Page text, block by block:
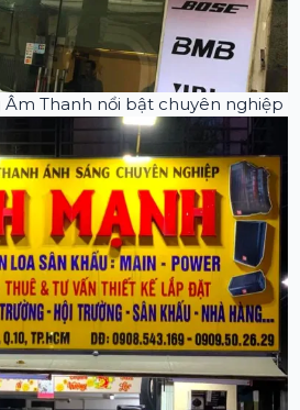
Âm Thanh nổi bật chuyên nghiệp